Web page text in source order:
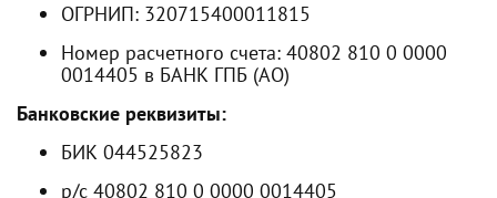
ОГРНИП: 320715400011815
Номер расчетного счета: 40802 810 0 0000
0014405 в БАНК ГПБ (АО)
Банковские реквизиты:
БИК 044525823
р/с 40802 810 0 0000 0014405